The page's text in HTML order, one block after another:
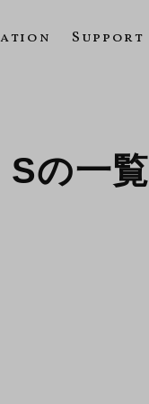
Support
の一覧